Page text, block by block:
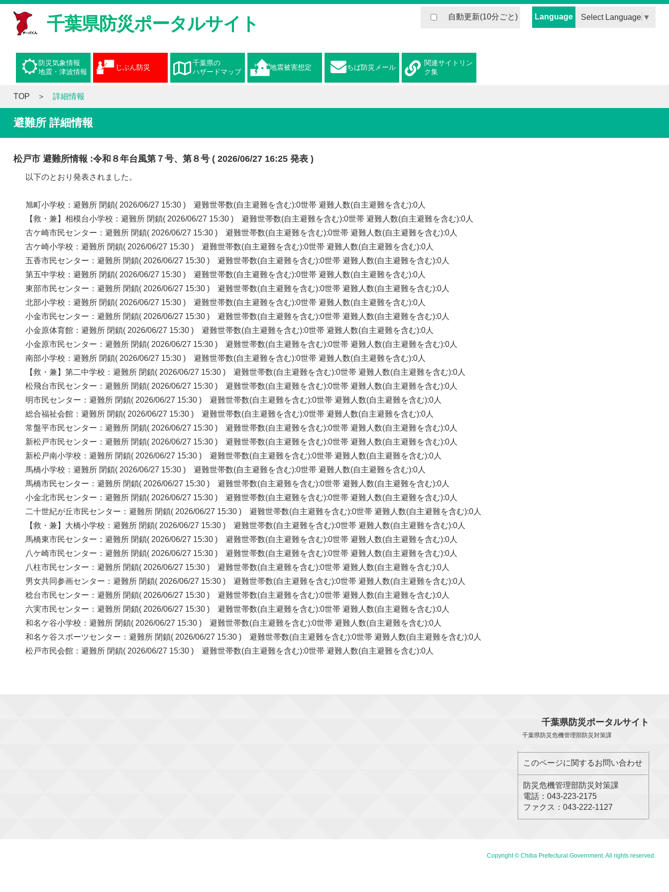
自動更新(10分ごと) Language Select Language ▼
千葉県防災ポータルサイト
防災気象情報
地震・津波情報
じぶん防災
千葉県の
ハザードマップ
地震被害想定 ちば防災メール
関連サイトリン
ク集
TOP 詳細情報
避難所 詳細情報
松戸市 避難所情報 :令和８年台風第７号、第８号 ( 2026/06/27 16:25 発表 )
以下のとおり発表されました。
旭町小学校：避難所 閉鎖( 2026/06/27 15:30 ) 避難世帯数(自主避難を含む):0世帯 避難人数(自主避難を含む):0人
【救・兼】相模台小学校：避難所 閉鎖( 2026/06/27 15:30 ) 避難世帯数(自主避難を含む):0世帯 避難人数(自主避難を含む):0人
古ケ崎市民センター：避難所 閉鎖( 2026/06/27 15:30 ) 避難世帯数(自主避難を含む):0世帯 避難人数(自主避難を含む):0人
古ケ崎小学校：避難所 閉鎖( 2026/06/27 15:30 ) 避難世帯数(自主避難を含む):0世帯 避難人数(自主避難を含む):0人
五香市民センター：避難所 閉鎖( 2026/06/27 15:30 ) 避難世帯数(自主避難を含む):0世帯 避難人数(自主避難を含む):0人
第五中学校：避難所 閉鎖( 2026/06/27 15:30 ) 避難世帯数(自主避難を含む):0世帯 避難人数(自主避難を含む):0人
東部市民センター：避難所 閉鎖( 2026/06/27 15:30 ) 避難世帯数(自主避難を含む):0世帯 避難人数(自主避難を含む):0人
北部小学校：避難所 閉鎖( 2026/06/27 15:30 ) 避難世帯数(自主避難を含む):0世帯 避難人数(自主避難を含む):0人
小金市民センター：避難所 閉鎖( 2026/06/27 15:30 ) 避難世帯数(自主避難を含む):0世帯 避難人数(自主避難を含む):0人
小金原体育館：避難所 閉鎖( 2026/06/27 15:30 ) 避難世帯数(自主避難を含む):0世帯 避難人数(自主避難を含む):0人
小金原市民センター：避難所 閉鎖( 2026/06/27 15:30 ) 避難世帯数(自主避難を含む):0世帯 避難人数(自主避難を含む):0人
南部小学校：避難所 閉鎖( 2026/06/27 15:30 ) 避難世帯数(自主避難を含む):0世帯 避難人数(自主避難を含む):0人
【救・兼】第二中学校：避難所 閉鎖( 2026/06/27 15:30 ) 避難世帯数(自主避難を含む):0世帯 避難人数(自主避難を含む):0人
松飛台市民センター：避難所 閉鎖( 2026/06/27 15:30 ) 避難世帯数(自主避難を含む):0世帯 避難人数(自主避難を含む):0人
明市民センター：避難所 閉鎖( 2026/06/27 15:30 ) 避難世帯数(自主避難を含む):0世帯 避難人数(自主避難を含む):0人
総合福祉会館：避難所 閉鎖( 2026/06/27 15:30 ) 避難世帯数(自主避難を含む):0世帯 避難人数(自主避難を含む):0人
常盤平市民センター：避難所 閉鎖( 2026/06/27 15:30 ) 避難世帯数(自主避難を含む):0世帯 避難人数(自主避難を含む):0人
新松戸市民センター：避難所 閉鎖( 2026/06/27 15:30 ) 避難世帯数(自主避難を含む):0世帯 避難人数(自主避難を含む):0人
新松戸南小学校：避難所 閉鎖( 2026/06/27 15:30 ) 避難世帯数(自主避難を含む):0世帯 避難人数(自主避難を含む):0人
馬橋小学校：避難所 閉鎖( 2026/06/27 15:30 ) 避難世帯数(自主避難を含む):0世帯 避難人数(自主避難を含む):0人
馬橋市民センター：避難所 閉鎖( 2026/06/27 15:30 ) 避難世帯数(自主避難を含む):0世帯 避難人数(自主避難を含む):0人
小金北市民センター：避難所 閉鎖( 2026/06/27 15:30 ) 避難世帯数(自主避難を含む):0世帯 避難人数(自主避難を含む):0人
二十世紀が丘市民センター：避難所 閉鎖( 2026/06/27 15:30 ) 避難世帯数(自主避難を含む):0世帯 避難人数(自主避難を含む):0人
【救・兼】大橋小学校：避難所 閉鎖( 2026/06/27 15:30 ) 避難世帯数(自主避難を含む):0世帯 避難人数(自主避難を含む):0人
馬橋東市民センター：避難所 閉鎖( 2026/06/27 15:30 ) 避難世帯数(自主避難を含む):0世帯 避難人数(自主避難を含む):0人
八ケ崎市民センター：避難所 閉鎖( 2026/06/27 15:30 ) 避難世帯数(自主避難を含む):0世帯 避難人数(自主避難を含む):0人
八柱市民センター：避難所 閉鎖( 2026/06/27 15:30 ) 避難世帯数(自主避難を含む):0世帯 避難人数(自主避難を含む):0人
男女共同参画センター：避難所 閉鎖( 2026/06/27 15:30 ) 避難世帯数(自主避難を含む):0世帯 避難人数(自主避難を含む):0人
稔台市民センター：避難所 閉鎖( 2026/06/27 15:30 ) 避難世帯数(自主避難を含む):0世帯 避難人数(自主避難を含む):0人
六実市民センター：避難所 閉鎖( 2026/06/27 15:30 ) 避難世帯数(自主避難を含む):0世帯 避難人数(自主避難を含む):0人
和名ケ谷小学校：避難所 閉鎖( 2026/06/27 15:30 ) 避難世帯数(自主避難を含む):0世帯 避難人数(自主避難を含む):0人
和名ケ谷スポーツセンター：避難所 閉鎖( 2026/06/27 15:30 ) 避難世帯数(自主避難を含む):0世帯 避難人数(自主避難を含む):0人
松戸市民会館：避難所 閉鎖( 2026/06/27 15:30 ) 避難世帯数(自主避難を含む):0世帯 避難人数(自主避難を含む):0人
千葉県防災ポータルサイト
千葉県防災危機管理部防災対策課
このページに関するお問い合わせ
防災危機管理部防災対策課
電話：043-223-2175
ファクス：043-222-1127
Copyright © Chiba Prefectural Government. All rights reserved.